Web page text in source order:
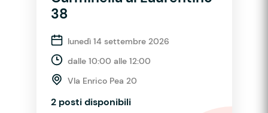
38
lunedì 14 settembre 2026
dalle 10:00 alle 12:00
VIa Enrico Pea 20
2 posti disponibili